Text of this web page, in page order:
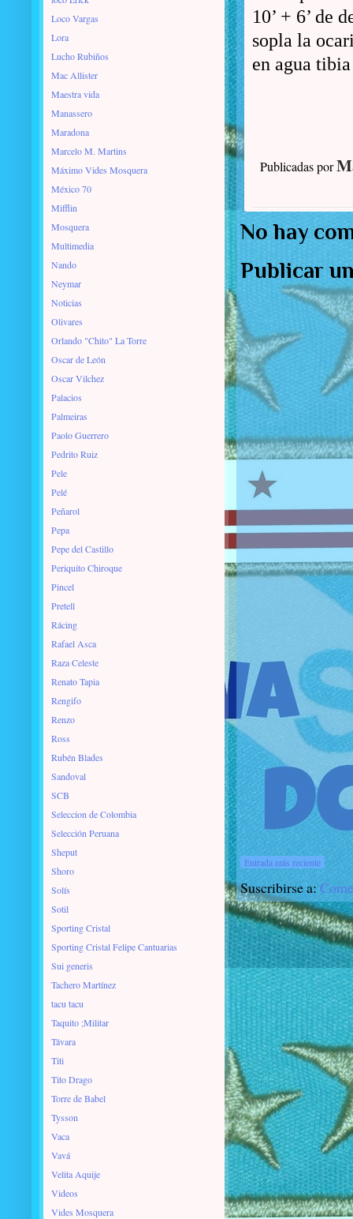
10’ + 6’ de
sopla la
en agua
Publicadas por
No hay
Publicar
Entrada más reciente
Suscribirse a:
Loco Vargas
Lora
Lucho Rubiños
Mac Allister
Maestra vida
Manassero
Maradona
Marcelo M. Martins
Máximo Vides Mosquera
México 70
Mifflin
Mosquera
Multimedia
Nando
Neymar
Noticias
Olivares
Orlando "Chito" La Torre
Oscar de León
Oscar Vilchez
Palacios
Palmeiras
Paolo Guerrero
Pedrito Ruiz
Pele
Pelé
Peñarol
Pepa
Pepe del Castillo
Periquito Chiroque
Pincel
Pretell
Rácing
Rafael Asca
Raza Celeste
Renato Tapia
Rengifo
Renzo
Ross
Rubén Blades
Sandoval
SCB
Seleccion de Colombia
Selección Peruana
Sheput
Shoro
Solís
Sotil
Sporting Cristal
Sporting Cristal Felipe Cantuarias
Sui generis
Tachero Martínez
tacu tacu
Taquito ;Militar
Távara
Titi
Tito Drago
Torre de Babel
Tysson
Vaca
Vavá
Velita Aquije
Videos
Vides Mosquera